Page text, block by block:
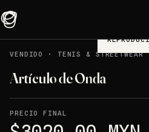
VENDIDO
· TENIS & STREETWEAR
Artículo de Onda
PRECIO FINAL